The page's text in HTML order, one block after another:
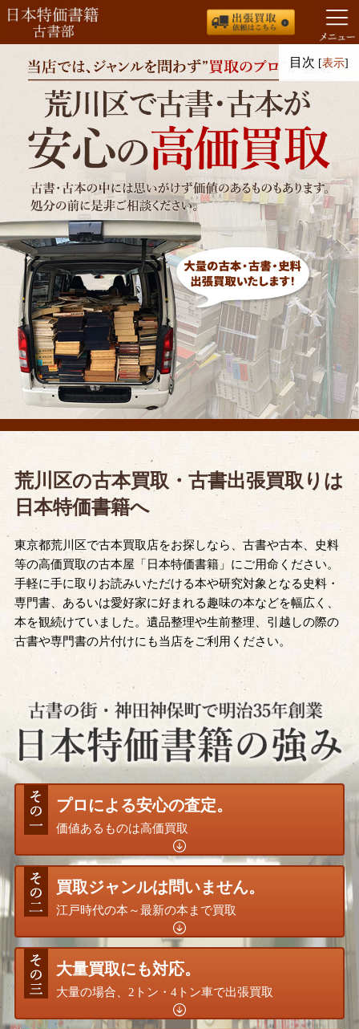
プ
目次 [表示]
荒川区の古本買取・古書出張買取りは
日本特価書籍へ
東京都荒川区で古本買取店をお探しなら、古書や古本、史料
等の高価買取の古本屋「日本特価書籍」にご用命ください。
手軽に手に取りお読みいただける本や研究対象となる史料・
専門書、あるいは愛好家に好まれる趣味の本などを幅広く、
本を観続けていました。遺品整理や生前整理、引越しの際の
古書や専門書の片付けにも当店をご利用ください。
プロによる安心の査定。
価値あるものは高価買取
買取ジャンルは問いません。
江戸時代の本～最新の本まで買取
大量買取にも対応。
大量の場合、2トン・4トン車で出張買取